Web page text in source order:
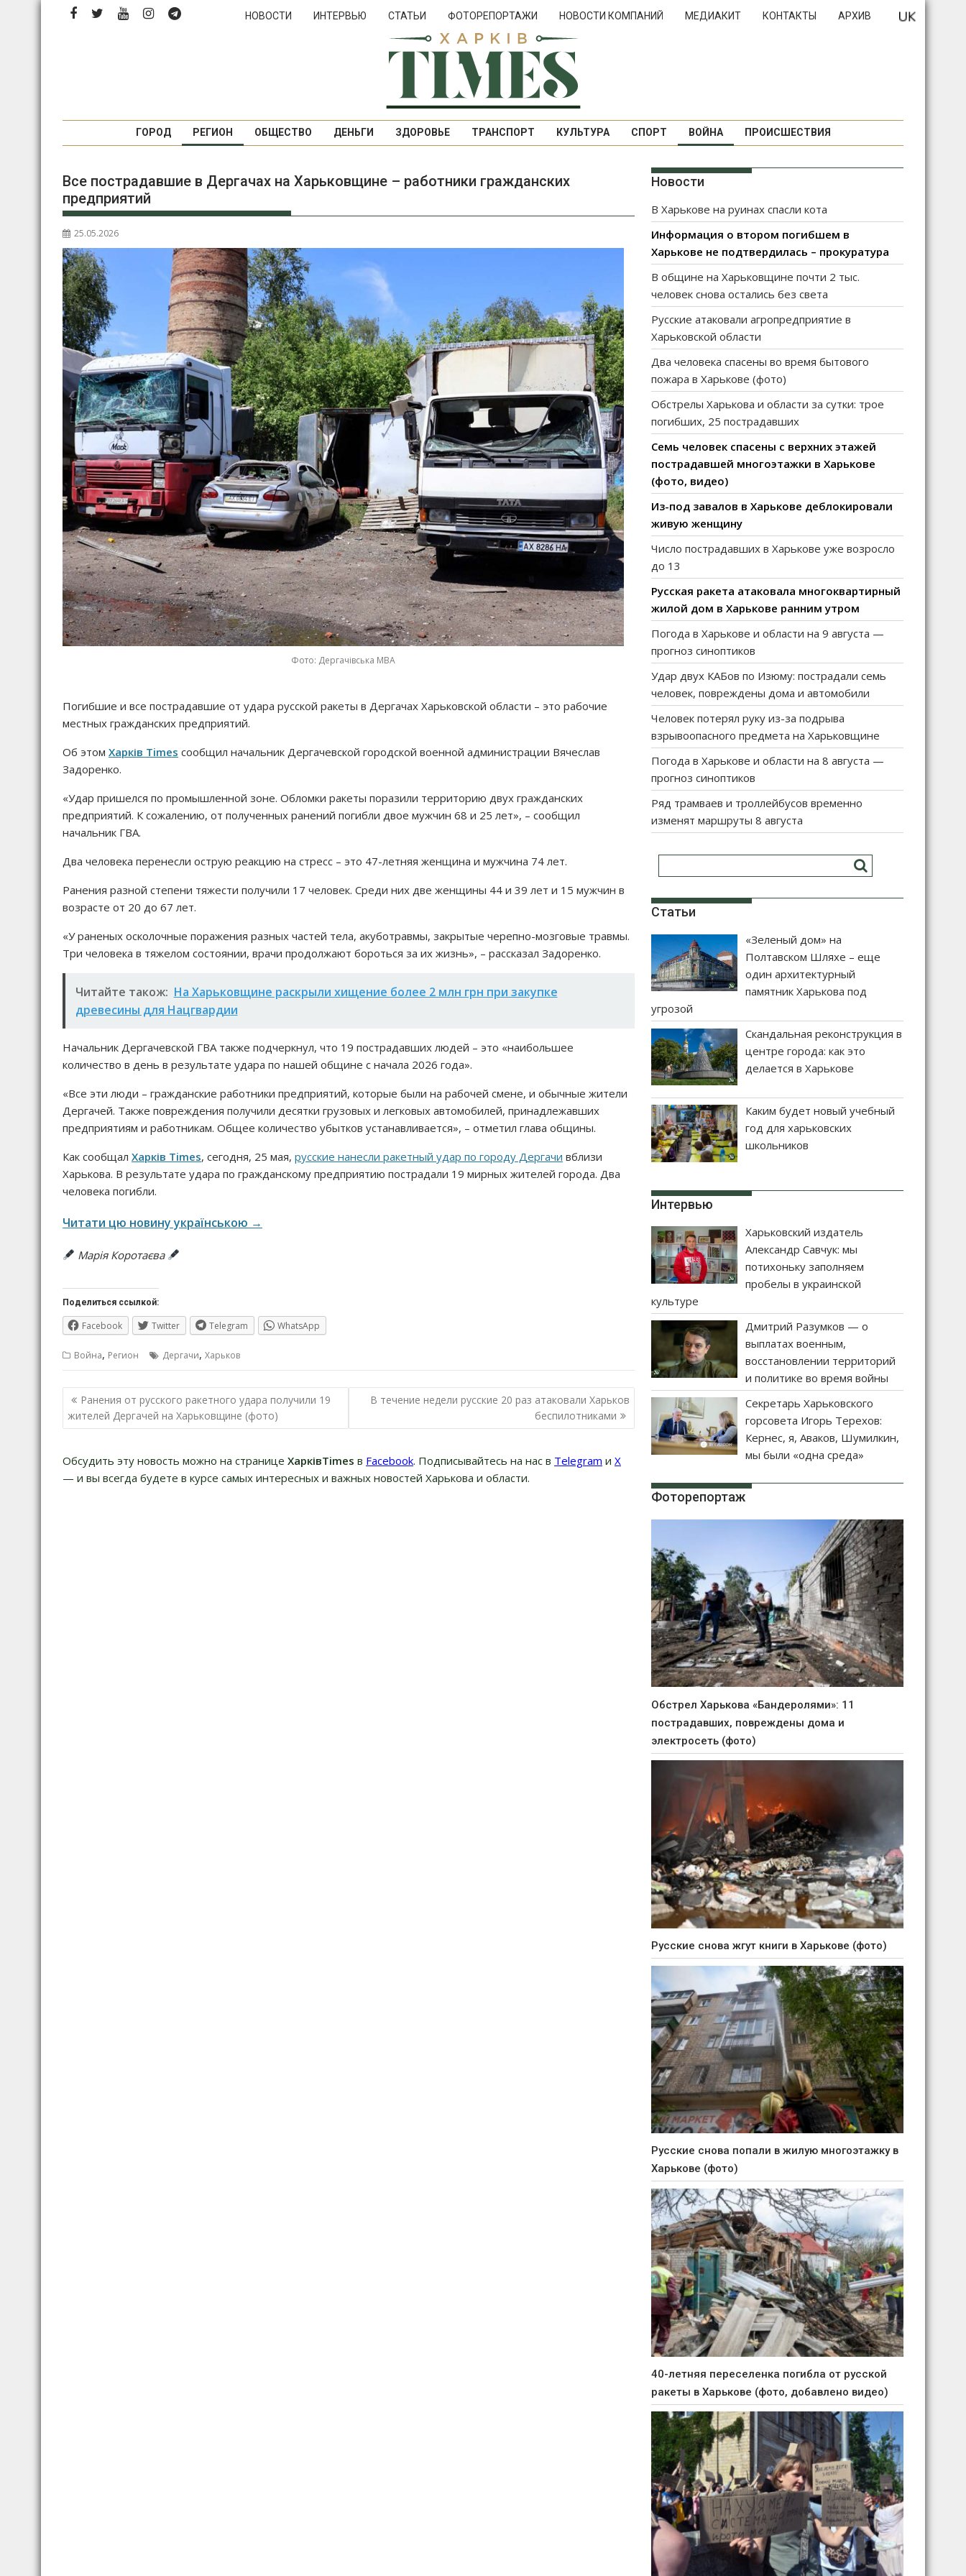
Перейти
НОВОСТИ ИНТЕРВЬЮ СТАТЬИ ФОТОРЕПОРТАЖИ НОВОСТИ КОМПАНИЙ МЕДИАКИТ КОНТАКТЫ АРХИВ
ГОРОД РЕГИОН ОБЩЕСТВО ДЕНЬГИ ЗДОРОВЬЕ ТРАНСПОРТ КУЛЬТУРА СПОРТ ВОЙНА ПРОИСШЕСТВИЯ
Все пострадавшие в Дергачах на Харьковщине – работники гражданских
предприятий
25.05.2026
Фото: Дергачівська МВА
Погибшие и все пострадавшие от удара русской ракеты в Дергачах Харьковской области – это рабочие
местных гражданских предприятий.
Об этом Харків Times сообщил начальник Дергачевской городской военной администрации Вячеслав
Задоренко.
«Удар пришелся по промышленной зоне. Обломки ракеты поразили территорию двух гражданских
предприятий. К сожалению, от полученных ранений погибли двое мужчин 68 и 25 лет», – сообщил
начальник ГВА.
Два человека перенесли острую реакцию на стресс – это 47-летняя женщина и мужчина 74 лет.
Ранения разной степени тяжести получили 17 человек. Среди них две женщины 44 и 39 лет и 15 мужчин в
возрасте от 20 до 67 лет.
«У раненых осколочные поражения разных частей тела, акуботравмы, закрытые черепно-мозговые травмы.
Три человека в тяжелом состоянии, врачи продолжают бороться за их жизнь», – рассказал Задоренко.
Читайте також: На Харьковщине раскрыли хищение более 2 млн грн при закупке
древесины для Нацгвардии
Начальник Дергачевской ГВА также подчеркнул, что 19 пострадавших людей – это «наибольшее
количество в день в результате удара по нашей общине с начала 2026 года».
«Все эти люди – гражданские работники предприятий, которые были на рабочей смене, и обычные жители
Дергачей. Также повреждения получили десятки грузовых и легковых автомобилей, принадлежавших
предприятиям и работникам. Общее количество убытков устанавливается», – отметил глава общины.
Как сообщал Харків Times, сегодня, 25 мая, русские нанесли ракетный удар по городу Дергачи вблизи
Харькова. В результате удара по гражданскому предприятию пострадали 19 мирных жителей города. Два
человека погибли.
Читати цю новину українською →
Марія Коротаєва
Поделиться ссылкой:
Facebook Twitter Telegram WhatsApp
Война, Регион Дергачи, Харьков
Навигация
по
записям
Ранения от русского ракетного удара получили 19
жителей Дергачей на Харьковщине (фото)
В течение недели русские 20 раз атаковали Харьков
беспилотниками
Обсудить эту новость можно на странице ХарківTimes в Facebook. Подписывайтесь на нас в Telegram и Х
— и вы всегда будете в курсе самых интересных и важных новостей Харькова и области.
Новости
В Харькове на руинах спасли кота
Информация о втором погибшем в
Харькове не подтвердилась – прокуратура
В общине на Харьковщине почти 2 тыс.
человек снова остались без света
Русские атаковали агропредприятие в
Харьковской области
Два человека спасены во время бытового
пожара в Харькове (фото)
Обстрелы Харькова и области за сутки: трое
погибших, 25 пострадавших
Семь человек спасены с верхних этажей
пострадавшей многоэтажки в Харькове
(фото, видео)
Из-под завалов в Харькове деблокировали
живую женщину
Число пострадавших в Харькове уже возросло
до 13
Русская ракета атаковала многоквартирный
жилой дом в Харькове ранним утром
Погода в Харькове и области на 9 августа —
прогноз синоптиков
Удар двух КАБов по Изюму: пострадали семь
человек, повреждены дома и автомобили
Человек потерял руку из-за подрыва
взрывоопасного предмета на Харьковщине
Погода в Харькове и области на 8 августа —
прогноз синоптиков
Ряд трамваев и троллейбусов временно
изменят маршруты 8 августа
Статьи
«Зеленый дом» на
Полтавском Шляхе – еще
один архитектурный
памятник Харькова под
угрозой
Скандальная реконструкция в
центре города: как это
делается в Харькове
Каким будет новый учебный
год для харьковских
школьников
Интервью
Харьковский издатель
Александр Савчук: мы
потихоньку заполняем
пробелы в украинской
культуре
Дмитрий Разумков — о
выплатах военным,
восстановлении территорий
и политике во время войны
Секретарь Харьковского
горсовета Игорь Терехов:
Кернес, я, Аваков, Шумилкин,
мы были «одна среда»
Фоторепортаж
Обстрел Харькова «Бандеролями»: 11
пострадавших, повреждены дома и
электросеть (фото)
Русские снова жгут книги в Харькове (фото)
Русские снова попали в жилую многоэтажку в
Харькове (фото)
40-летняя переселенка погибла от русской
ракеты в Харькове (фото, добавлено видео)